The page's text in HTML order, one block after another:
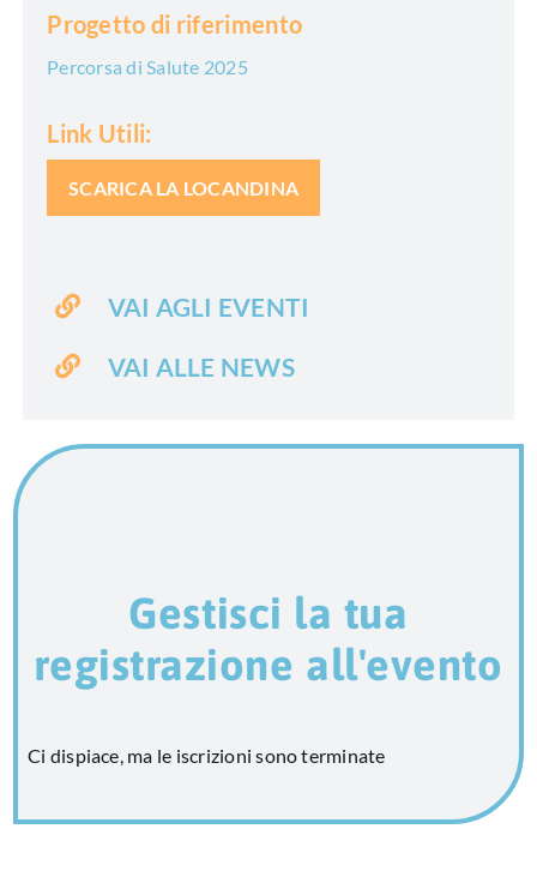
Progetto di riferimento
Percorsa di Salute 2025
Link Utili:
SCARICA LA LOCANDINA
VAI AGLI EVENTI
VAI ALLE NEWS
Gestisci la tua
registrazione all'evento
Ci dispiace, ma le iscrizioni sono terminate